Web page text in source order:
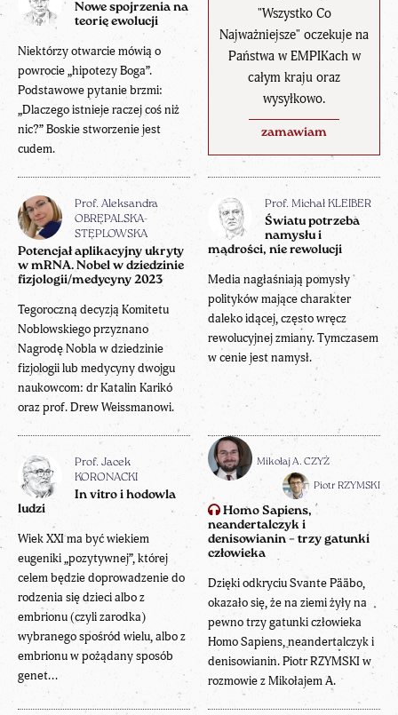
"Wszystko Co
Najważniejsze" oczekuje na
Państwa w EMPIKach w
całym kraju oraz
wysyłkowo.
zamawiam
Nowe spojrzenia na
teorię ewolucji
Niektórzy otwarcie mówią o
powrocie „hipotezy Boga”.
Podstawowe pytanie brzmi:
„Dlaczego istnieje raczej coś niż
nic?” Boskie stworzenie jest
cudem.
Prof. Aleksandra
OBRĘPALSKA-
STĘPLOWSKA
Potencjał aplikacyjny ukryty
w mRNA. Nobel w dziedzinie
fizjologii/medycyny 2023
Tegoroczną decyzją Komitetu
Noblowskiego przyznano
Nagrodę Nobla w dziedzinie
fizjologii lub medycyny dwojgu
naukowcom: dr Katalin Karikó
oraz prof. Drew Weissmanowi.
Prof. Michał KLEIBER
Światu potrzeba
namysłu i
mądrości, nie rewolucji
Media nagłaśniają pomysły
polityków mające charakter
daleko idącej, często wręcz
rewolucyjnej zmiany. Tymczasem
w cenie jest namysł.
Prof. Jacek
KORONACKI
In vitro i hodowla
ludzi
Wiek XXI ma być wiekiem
eugeniki „pozytywnej”, której
celem będzie doprowadzenie do
rodzenia się dzieci albo z
embrionu (czyli zarodka)
wybranego spośród wielu, albo z
embrionu w pożądany sposób
genet...
Mikołaj A. CZYŻ
Piotr RZYMSKI
Homo Sapiens,
neandertalczyk i
denisowianin – trzy gatunki
człowieka
Dzięki odkryciu Svante Pääbo,
okazało się, że na ziemi żyły na
pewno trzy gatunki człowieka
Homo Sapiens, neandertalczyk i
denisowianin. Piotr RZYMSKI w
rozmowie z Mikołajem A.